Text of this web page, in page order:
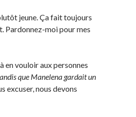
jeune. Ça fait toujours
Pardonnez-moi pour mes
en vouloir aux personnes
que Manelena gardait un
excuser, nous devons